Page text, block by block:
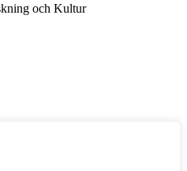
och Kultur
nyhetsbrev